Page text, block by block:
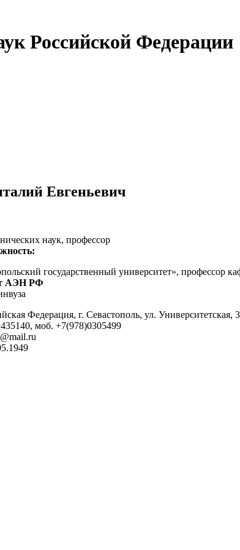
Российской Федерации
Евгеньевич
наук, профессор
государственный университет», профессор
АЭН РФ
Федерация, г. Севастополь, ул. Университетская,
моб. +7(978)0305499